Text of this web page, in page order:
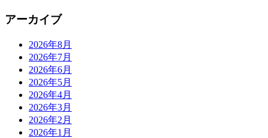
アーカイブ
2026年8月
2026年7月
2026年6月
2026年5月
2026年4月
2026年3月
2026年2月
2026年1月